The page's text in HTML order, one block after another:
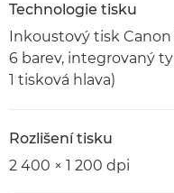
Technologie tisku
Inkoustový tisk
6 barev, integrovaný
1 tisková hlava)
Rozlišení tisku
2 400 × 1 200 dpi